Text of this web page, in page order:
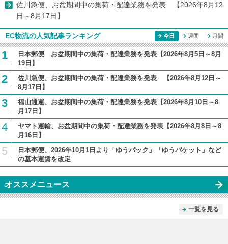
佐川急便、お盆期間中の集荷・配達業務を発表 【2026年8月12
日～8月17日】
EC物流の人気記事ランキング 今日 週間 月間
1
日本郵便 お盆期間中の集荷・配達業務を発表【2026年8月5日～8月
19日】
2
佐川急便、お盆期間中の集荷・配達業務を発表 【2026年8月12日～
8月17日】
3
福山通運、お盆期間中の集荷・配達業務を発表【2026年8月10日～8
月17日】
4
ヤマト運輸、お盆期間中の集荷・配達業務を発表【2026年8月8日～8
月16日】
5
日本郵便、2026年10月1日より「ゆうパック」「ゆうパケット」など
の基本運賃を改定
オススメニュース
一覧を見る